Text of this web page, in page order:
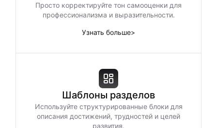
Просто корректируйте тон самооценки для
профессионализма и выразительности.
Узнать больше>
Шаблоны разделов
Используйте структурированные блоки для
описания достижений, трудностей и целей
развития.